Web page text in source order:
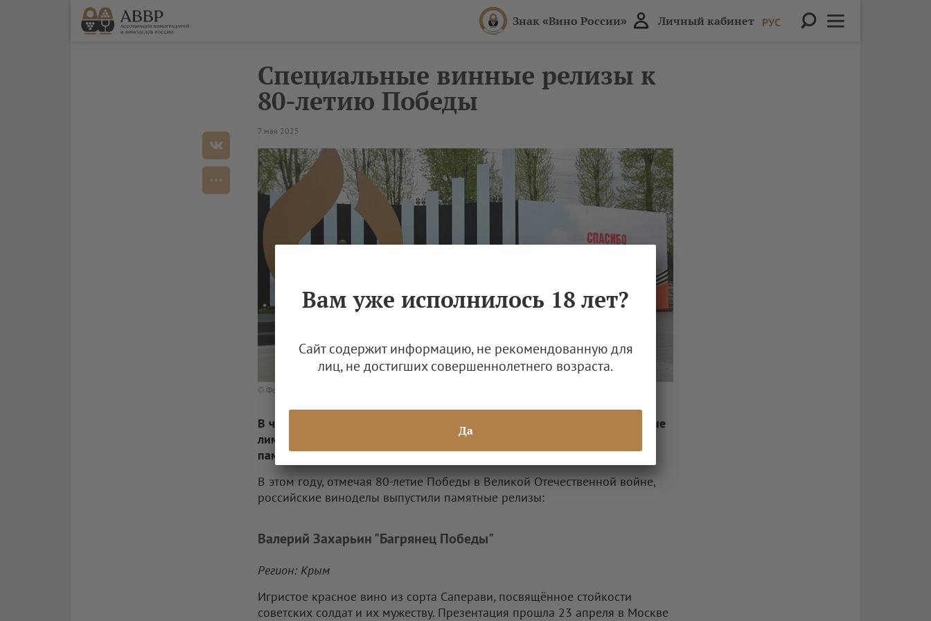
Знак «Вино России» Личный кабинет РУС
Специальные винные релизы к
80-летию Победы
7 мая 2025
© Фото: Антон Матросов / РИА Новости
В честь юбилея Великой Победы винодельни России представили новые
лимитированные серии вин, наполненные символикой героизма и
памяти о подвиге народа.
В этом году, отмечая 80-летие Победы в Великой Отечественной войне,
российские виноделы выпустили памятные релизы:
Валерий Захарьин "Багрянец Победы"
Регион: Крым
Игристое красное вино из сорта Саперави, посвящённое стойкости
советских солдат и их мужеству. Презентация прошла 23 апреля в Москве
Вам уже исполнилось 18 лет?
Сайт содержит информацию, не рекомендованную для
лиц, не достигших совершеннолетнего возраста.
Да